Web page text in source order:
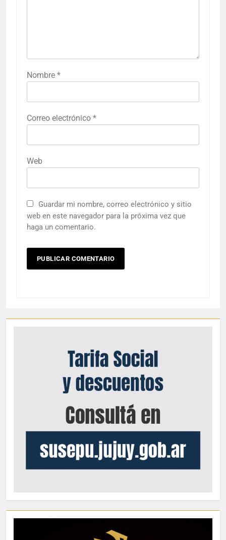
Nombre *
Correo electrónico *
Web
Guardar mi nombre, correo electrónico y sitio
web en este navegador para la próxima vez que
haga un comentario.